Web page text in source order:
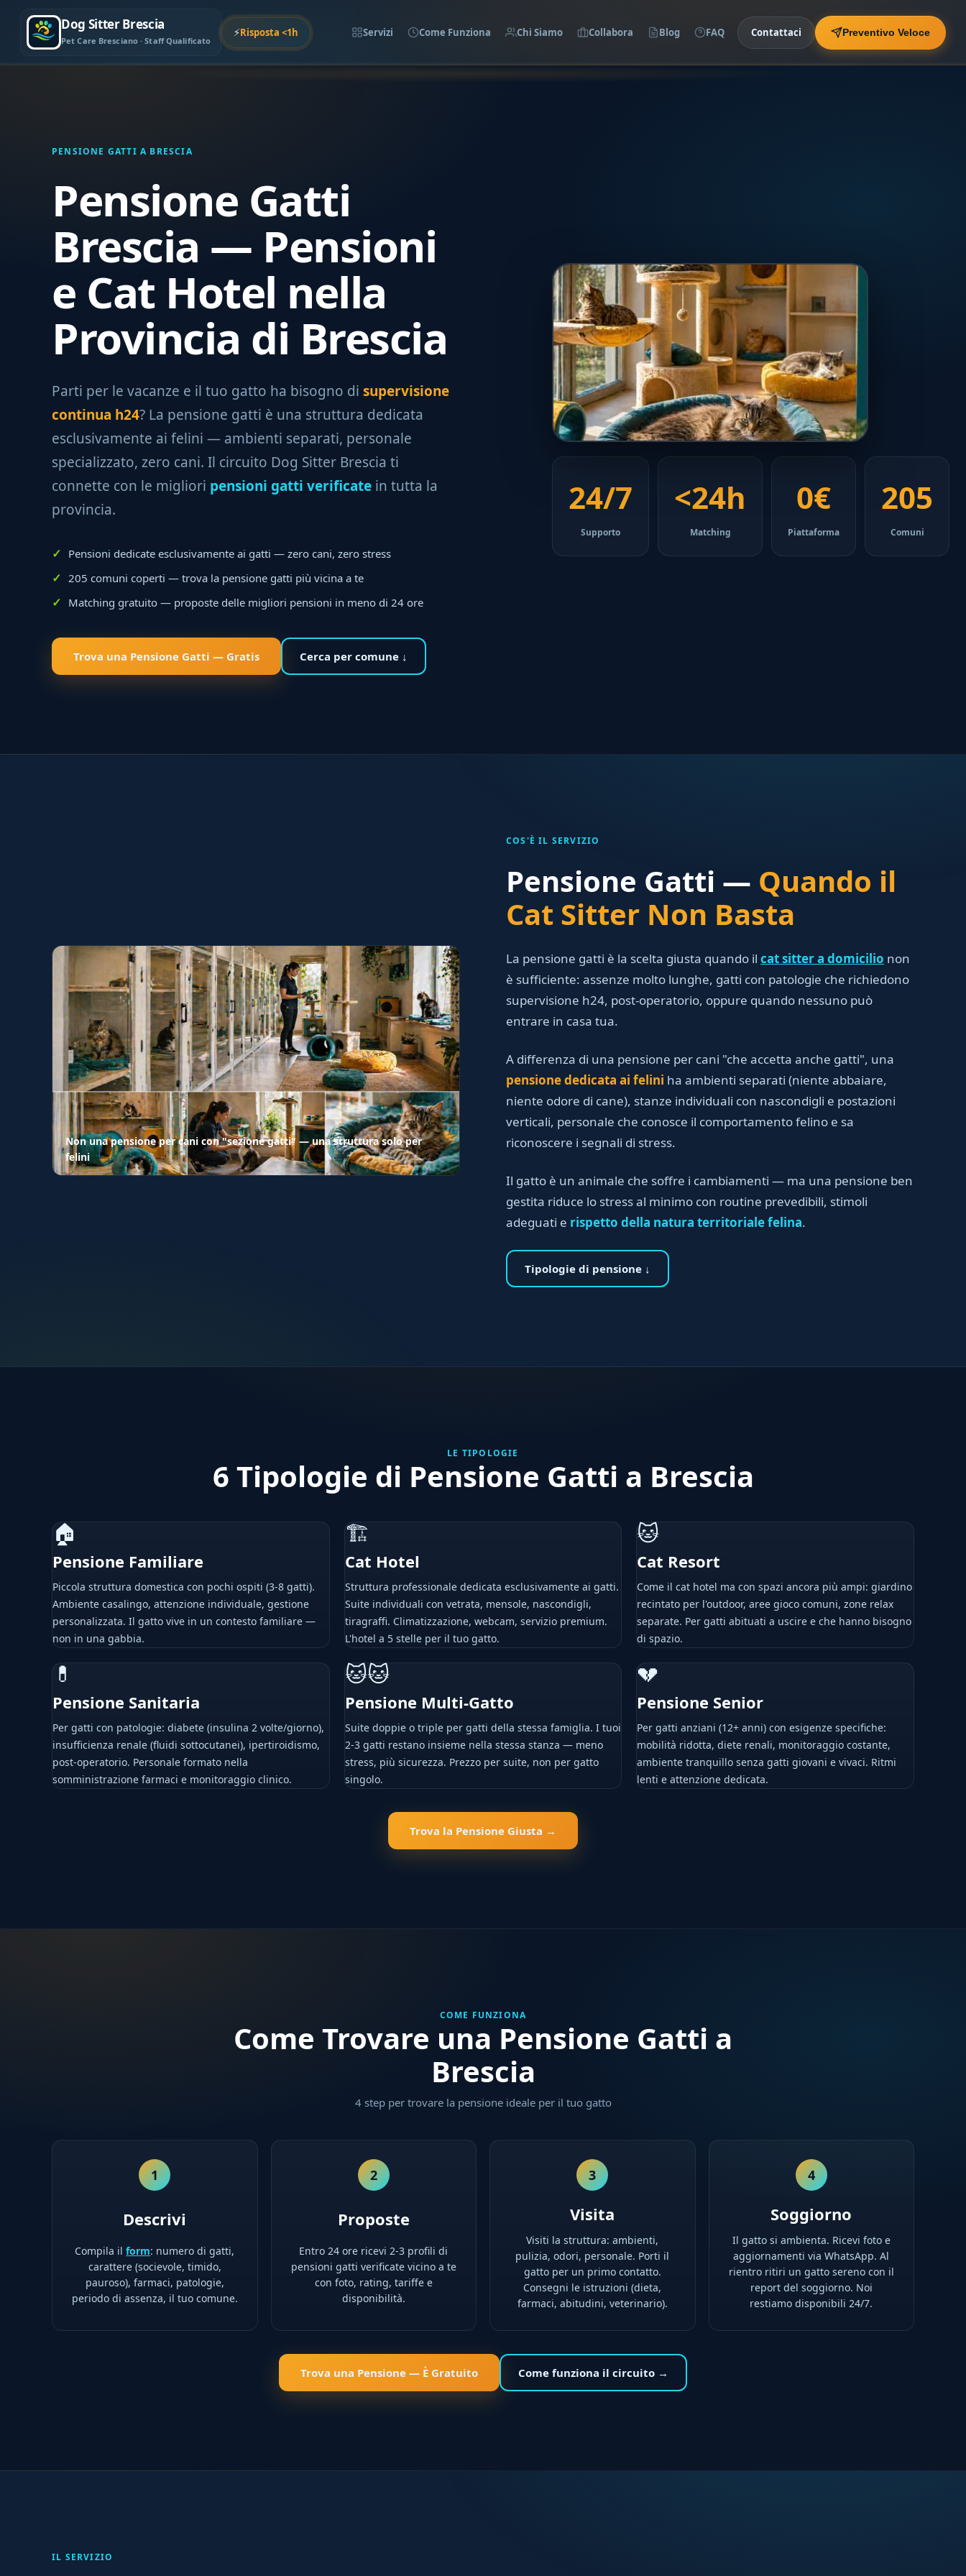
Dog Sitter Brescia
Pet Care Bresciano · Staff Qualificato
⚡Risposta <1h Servizi Come Funziona Chi Siamo Collabora Blog FAQ Contattaci Preventivo Veloce
PENSIONE GATTI A BRESCIA
Pensione Gatti
Brescia — Pensioni
e Cat Hotel nella
Provincia di Brescia
Parti per le vacanze e il tuo gatto ha bisogno di supervisione
continua h24? La pensione gatti è una struttura dedicata
esclusivamente ai felini — ambienti separati, personale
specializzato, zero cani. Il circuito Dog Sitter Brescia ti
connette con le migliori pensioni gatti verificate in tutta la
provincia.
Pensioni dedicate esclusivamente ai gatti — zero cani, zero stress
205 comuni coperti — trova la pensione gatti più vicina a te
Matching gratuito — proposte delle migliori pensioni in meno di 24 ore
Trova una Pensione Gatti — Gratis Cerca per comune ↓
24/7
Supporto
<24h
Matching
0€
Piattaforma
205
Comuni
Non una pensione per cani con "sezione gatti" — una struttura solo per
felini
COS'È IL SERVIZIO
Pensione Gatti — Quando il
Cat Sitter Non Basta
La pensione gatti è la scelta giusta quando il cat sitter a domicilio non
è sufficiente: assenze molto lunghe, gatti con patologie che richiedono
supervisione h24, post-operatorio, oppure quando nessuno può
entrare in casa tua.
A differenza di una pensione per cani "che accetta anche gatti", una
pensione dedicata ai felini ha ambienti separati (niente abbaiare,
niente odore di cane), stanze individuali con nascondigli e postazioni
verticali, personale che conosce il comportamento felino e sa
riconoscere i segnali di stress.
Il gatto è un animale che soffre i cambiamenti — ma una pensione ben
gestita riduce lo stress al minimo con routine prevedibili, stimoli
adeguati e rispetto della natura territoriale felina.
Tipologie di pensione ↓
LE TIPOLOGIE
6 Tipologie di Pensione Gatti a Brescia
🏠
Pensione Familiare
Piccola struttura domestica con pochi ospiti (3-8 gatti).
Ambiente casalingo, attenzione individuale, gestione
personalizzata. Il gatto vive in un contesto familiare —
non in una gabbia.
🏗
Cat Hotel
Struttura professionale dedicata esclusivamente ai gatti.
Suite individuali con vetrata, mensole, nascondigli,
tiragraffi. Climatizzazione, webcam, servizio premium.
L'hotel a 5 stelle per il tuo gatto.
🐱
Cat Resort
Come il cat hotel ma con spazi ancora più ampi: giardino
recintato per l'outdoor, aree gioco comuni, zone relax
separate. Per gatti abituati a uscire e che hanno bisogno
di spazio.
💊
Pensione Sanitaria
Per gatti con patologie: diabete (insulina 2 volte/giorno),
insufficienza renale (fluidi sottocutanei), ipertiroidismo,
post-operatorio. Personale formato nella
somministrazione farmaci e monitoraggio clinico.
🐱🐱
Pensione Multi-Gatto
Suite doppie o triple per gatti della stessa famiglia. I tuoi
2-3 gatti restano insieme nella stessa stanza — meno
stress, più sicurezza. Prezzo per suite, non per gatto
singolo.
💔
Pensione Senior
Per gatti anziani (12+ anni) con esigenze specifiche:
mobilità ridotta, diete renali, monitoraggio costante,
ambiente tranquillo senza gatti giovani e vivaci. Ritmi
lenti e attenzione dedicata.
Trova la Pensione Giusta →
COME FUNZIONA
Come Trovare una Pensione Gatti a
Brescia
4 step per trovare la pensione ideale per il tuo gatto
1
Descrivi
Compila ilform: numero di gatti,
carattere (socievole, timido,
pauroso), farmaci, patologie,
periodo di assenza, il tuo comune.
2
Proposte
Entro 24 ore ricevi 2-3 profili di
pensioni gatti verificate vicino a te
con foto, rating, tariffe e
disponibilità.
3
Visita
Visiti la struttura: ambienti,
pulizia, odori, personale. Porti il
gatto per un primo contatto.
Consegni le istruzioni (dieta,
farmaci, abitudini, veterinario).
4
Soggiorno
Il gatto si ambienta. Ricevi foto e
aggiornamenti via WhatsApp. Al
rientro ritiri un gatto sereno con il
report del soggiorno. Noi
restiamo disponibili 24/7.
Trova una Pensione — È Gratuito Come funziona il circuito →
IL SERVIZIO